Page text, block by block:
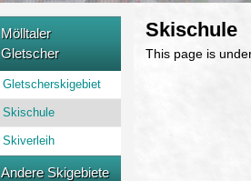
Skischule
This page is
Mölltaler
Gletscher
Gletscherskigebiet
Skischule
Skiverleih
Andere Skigebiete